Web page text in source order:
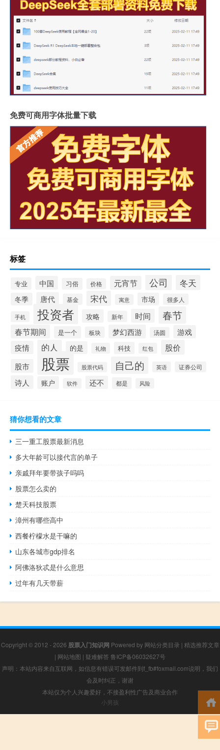
免费可商用字体批量下载
标签
专业 中国 习俗 价格 元宵节 公司 冬天
冬季 唐代 基金 宋代 寓意 市场 很多人
手机 投资者 攻略 新年 时间 春节
春节期间 是一个 板块 梦幻西游 汤圆
游戏
疫情
的人 的是 礼物 科技 红包 股价
股市 股票 股票代码 自己的 英语 证券公司
诗人 账户 软件 还不 都是 风险
猜你想看的文章
三一重工股票最新消息
多大年龄可以接代言的单子
亲戚拜年要带孩子吗吗
股票怎么卖的
楚天科技股票
漳州有哪些高中
西餐柠檬水是干嘛的
山东各城市gdp排名
阿佛洛狄忒是什么意思
过年有几天带薪
Copyright © 2012 - 2026 股票入门知识网 Powered by 网站分类目录 | 精选推荐文章
| 网站地图 | 疑难解答 鲁ICP备06032627号
声明：本站内容来自互联网，如信息有错误可发邮件到f_fb#foxmail.com说明，我们
会及时纠正，谢谢
本站仅为个人兴趣爱好，不接盈利性广告及商业合作
小男孩